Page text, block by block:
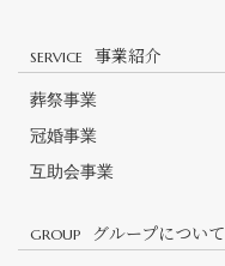
SERVICE 事業紹介
葬祭事業
冠婚事業
互助会事業
GROUP グループについて